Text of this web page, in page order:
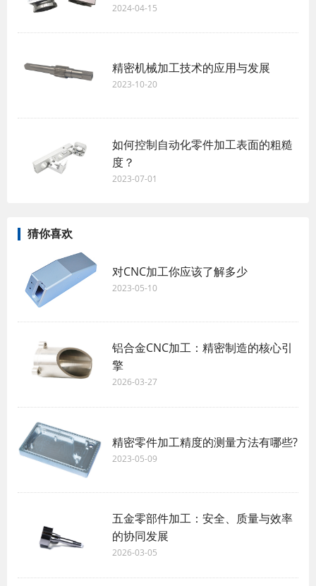
2024-04-15
精密机械加工技术的应用与发展
2023-10-20
如何控制自动化零件加工表面的粗糙
度？
2023-07-01
猜你喜欢
对CNC加工你应该了解多少
2023-05-10
铝合金CNC加工：精密制造的核心引
擎
2026-03-27
精密零件加工精度的测量方法有哪些?
2023-05-09
五金零部件加工：安全、质量与效率
的协同发展
2026-03-05